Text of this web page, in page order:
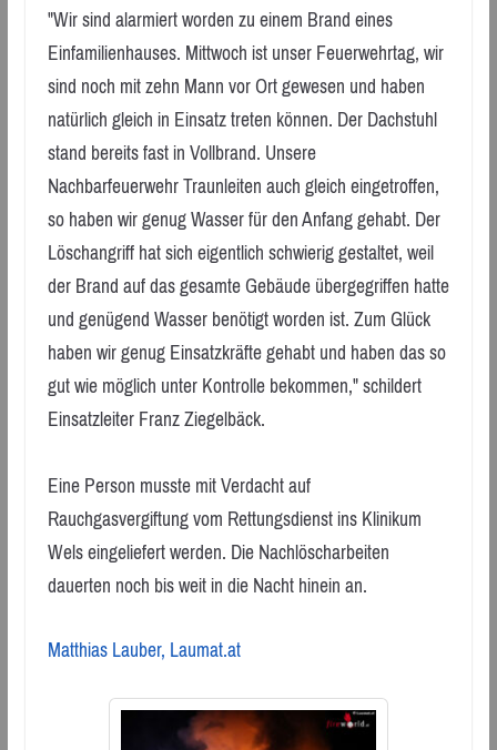
"Wir sind alarmiert worden zu einem Brand eines
Einfamilienhauses. Mittwoch ist unser Feuerwehrtag, wir
sind noch mit zehn Mann vor Ort gewesen und haben
natürlich gleich in Einsatz treten können. Der Dachstuhl
stand bereits fast in Vollbrand. Unsere
Nachbarfeuerwehr Traunleiten auch gleich eingetroffen,
so haben wir genug Wasser für den Anfang gehabt. Der
Löschangriff hat sich eigentlich schwierig gestaltet, weil
der Brand auf das gesamte Gebäude übergegriffen hatte
und genügend Wasser benötigt worden ist. Zum Glück
haben wir genug Einsatzkräfte gehabt und haben das so
gut wie möglich unter Kontrolle bekommen," schildert
Einsatzleiter Franz Ziegelbäck.
Eine Person musste mit Verdacht auf
Rauchgasvergiftung vom Rettungsdienst ins Klinikum
Wels eingeliefert werden. Die Nachlöscharbeiten
dauerten noch bis weit in die Nacht hinein an.
Matthias Lauber, Laumat.at